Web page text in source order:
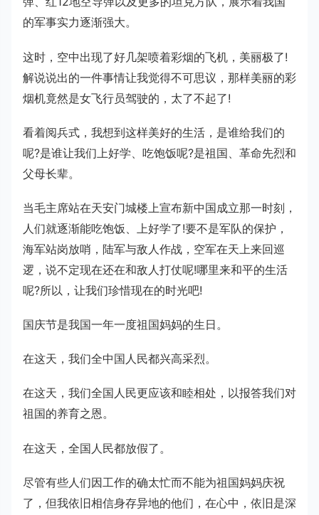
的军事实力逐渐强大。
这时，空中出现了好几架喷着彩烟的飞机，美丽极了!
解说说出的一件事情让我觉得不可思议，那样美丽的彩
烟机竟然是女飞行员驾驶的，太了不起了!
看着阅兵式，我想到这样美好的生活，是谁给我们的
呢?是谁让我们上好学、吃饱饭呢?是祖国、革命先烈和
父母长辈。
当毛主席站在天安门城楼上宣布新中国成立那一时刻，
人们就逐渐能吃饱饭、上好学了!要不是军队的保护，
海军站岗放哨，陆军与敌人作战，空军在天上来回巡
逻，说不定现在还在和敌人打仗呢!哪里来和平的生活
呢?所以，让我们珍惜现在的时光吧!
国庆节是我国一年一度祖国妈妈的生日。
在这天，我们全中国人民都兴高采烈。
在这天，我们全国人民更应该和睦相处，以报答我们对
祖国的养育之恩。
在这天，全国人民都放假了。
尽管有些人们因工作的确太忙而不能为祖国妈妈庆祝
了，但我依旧相信身存异地的他们，在心中，依旧是深